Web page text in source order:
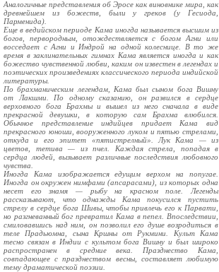
Аналогичные представления об Эросе как виновнике мира, как
древнейшем из божеств, были у греков (у Гесиода,
Парменида).
Еще в ведийском периоде Кама иногда называется высшим из
богов, первородным, отождествляется с богом Агни или
восседает с Агни и Индрой на одной колеснице. В то же
время в заклинательных гимнах Кама является иногда и как
божество чувственной любви, каким он известен в легендах и
поэтических произведениях классического периода индийской
литературы.
По брахманическим легендам, Кама был сыном бога Вишну
от Лакшми. По одному сказанию, он развился в сердце
верховного бога Брахмы и вышел из него сначала в виде
прекрасной девушки, в которую сам Брахма влюбился.
Обычное представление индийцев придает Кама вид
прекрасного юноши, вооруженного луком и пятью стрелами,
откуда и его эпитет «пятистрелный». Лук Кама — из
цветов, тетива — из пчел. Каждая стрела, попадая в
сердца людей, вызывает различные последствия любовного
чувства.
Иногда Кама изображается едущим верхом на попугае.
Иногда он окружен нимфами (апсарасами), из которых одна
несет его знамя — рыбу на красном поле. Легенды
рассказывают, что однажды Кама покусился пустить
стрелу в сердце бога Шивы, чтобы привлечь его к Парвати,
но разгневанный бог превратил Кама в пепел. Впоследствии,
смиловавшись над ним, он позволил его душе возродиться в
теле Прадьюмна, сына Кршны от Рукмини. Культ Кама
тесно связан в Индии с культом бога Вишну и был широко
распространен в средние века. Празднество Кама,
совпадающее с празднеством весны, составляет любимую
тему драматической поэзии.